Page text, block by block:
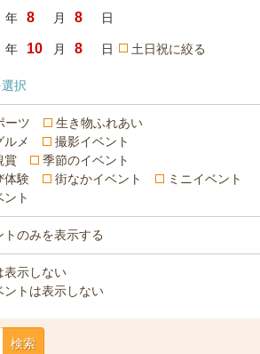
年 月 日
年 月 日 土日祝に絞る
択
ーツ
生き物ふれあい
ルメ
撮影イベント
賞
季節のイベント
体験
街なかイベント
ミニイベント
ト
のみを表示する
表示しない
トは表示しない
検索